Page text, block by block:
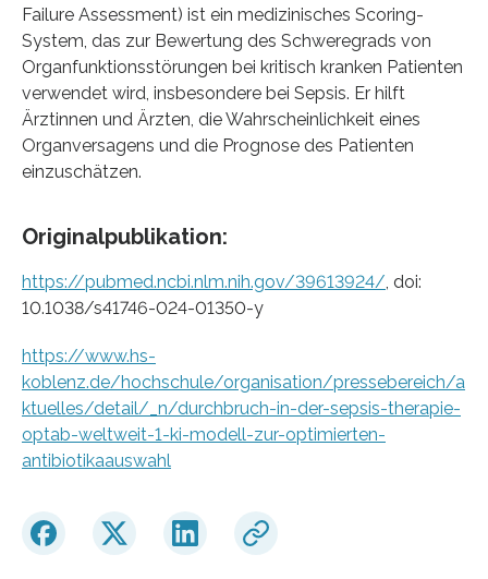
Failure Assessment) ist ein medizinisches Scoring-
System, das zur Bewertung des Schweregrads von
Organfunktionsstörungen bei kritisch kranken Patienten
verwendet wird, insbesondere bei Sepsis. Er hilft
Ärztinnen und Ärzten, die Wahrscheinlichkeit eines
Organversagens und die Prognose des Patienten
einzuschätzen.
Originalpublikation:
https://pubmed.ncbi.nlm.nih.gov/39613924/, doi:
10.1038/s41746-024-01350-y
https://www.hs-
koblenz.de/hochschule/organisation/pressebereich/a
ktuelles/detail/_n/durchbruch-in-der-sepsis-therapie-
optab-weltweit-1-ki-modell-zur-optimierten-
antibiotikaauswahl